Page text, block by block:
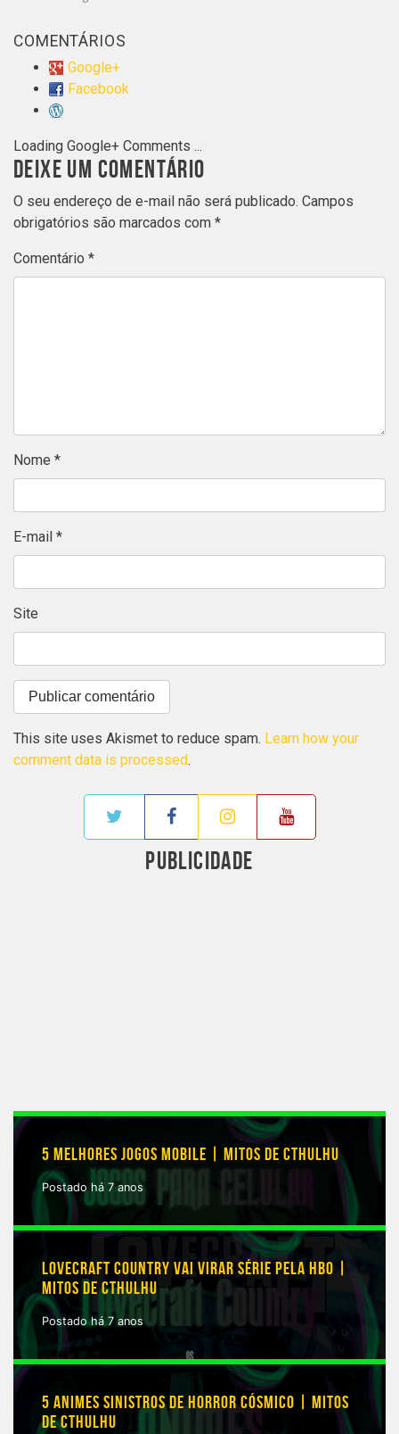
COMENTÁRIOS
Google+
Facebook
Loading Google+ Comments ...
DEIXE UM COMENTÁRIO
O seu endereço de e-mail não será publicado. Campos
obrigatórios são marcados com *
Comentário *
Nome *
E-mail *
Site
This site uses Akismet to reduce spam. Learn how your
comment data is processed.
PUBLICIDADE
5 MELHORES JOGOS MOBILE | MITOS DE CTHULHU
Postado há 7 anos
LOVECRAFT COUNTRY VAI VIRAR SÉRIE PELA HBO |
MITOS DE CTHULHU
Postado há 7 anos
5 ANIMES SINISTROS DE HORROR CÓSMICO | MITOS
DE CTHULHU